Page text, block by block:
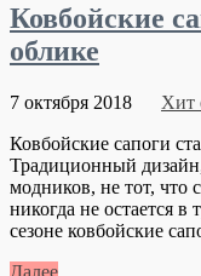
Ковбойские
облике
7 октября 2018
Хит
Ковбойские сапоги
Традиционный
модников, не тот, что
никогда не остается в
сезоне ковбойские
Далее